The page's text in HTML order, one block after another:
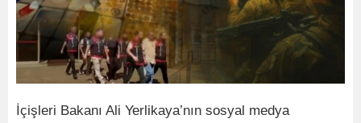
İçişleri Bakanı Ali Yerlikaya’nın sosyal medya